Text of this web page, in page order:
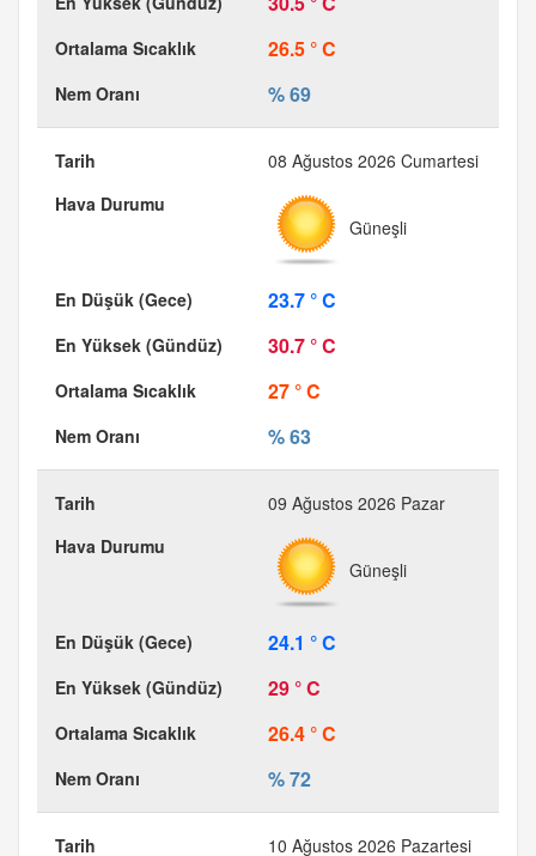
26.5 ° C
% 69
08 Ağustos 2026 Cumartesi
Güneşli
23.7 ° C
30.7 ° C
27 ° C
% 63
09 Ağustos 2026 Pazar
Güneşli
24.1 ° C
29 ° C
26.4 ° C
% 72
10 Ağustos 2026 Pazartesi